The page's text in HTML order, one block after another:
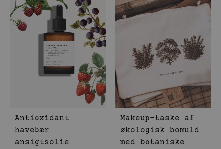
Antioxidant
havebær
ansigtsolie
Makeup-taske af
økologisk bomuld
med botaniske